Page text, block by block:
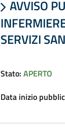
 AVVISO
SERVIZI
Stato: APERTO
Data inizio